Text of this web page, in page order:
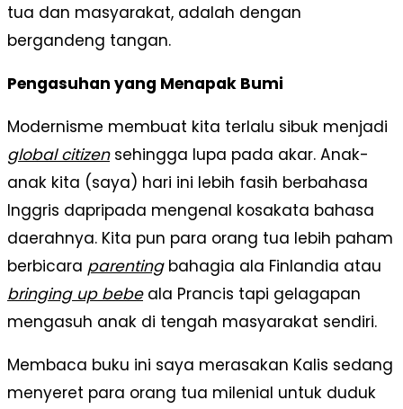
tua dan masyarakat, adalah dengan
bergandeng tangan.
Pengasuhan yang Menapak Bumi
Modernisme membuat kita terlalu sibuk menjadi
global citizen sehingga lupa pada akar. Anak-
anak kita (saya) hari ini lebih fasih berbahasa
Inggris dapripada mengenal kosakata bahasa
daerahnya. Kita pun para orang tua lebih paham
berbicara parenting bahagia ala Finlandia atau
bringing up bebe ala Prancis tapi gelagapan
mengasuh anak di tengah masyarakat sendiri.
Membaca buku ini saya merasakan Kalis sedang
menyeret para orang tua milenial untuk duduk